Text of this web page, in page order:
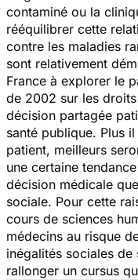
contaminé ou la
rééquilibrer cette
contre les maladies
sont relativement
France à explorer le
de 2002 sur les
décision partagée
santé publique. Plus
patient, meilleurs
une certaine
décision médicale
sociale. Pour cette
cours de sciences
médecins au risque
inégalités sociales
rallonger un cursus